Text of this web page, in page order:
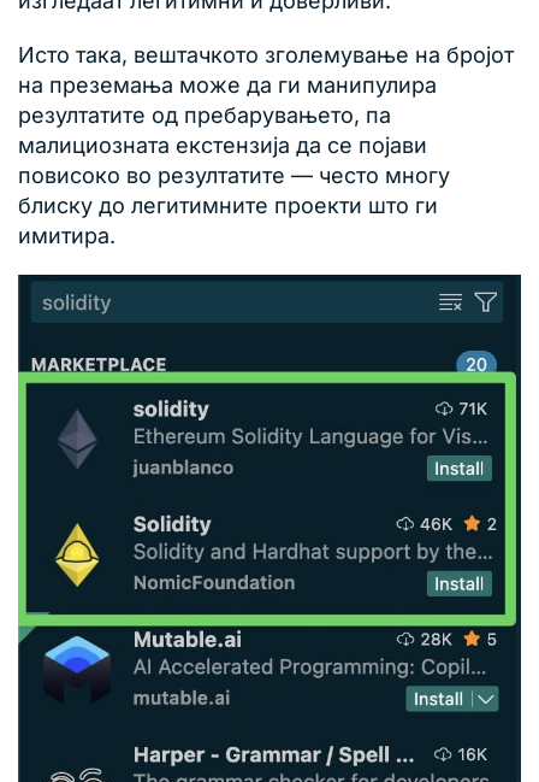
Исто така, вештачкото зголемување на бројот
на преземања може да ги манипулира
резултатите од пребарувањето, па
малициозната екстензија да се појави
повисоко во резултатите — често многу
блиску до легитимните проекти што ги
имитира.